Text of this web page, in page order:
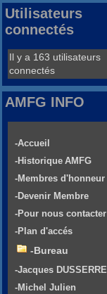
Utilisateurs
connectés
Il y a 163 utilisateurs
connectés
AMFG INFO
-Accueil
-Historique AMFG
-Membres d'honneur
-Devenir Membre
-Pour nous contacter
-Plan d'accés
-Bureau
-Jacques DUSSERRE
-Michel Julien